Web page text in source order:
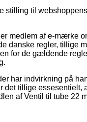
stilling til
medlem af e-mærke
danske regler, tillige
for de gældende
har indvirkning på
det tillige essesentielt,
af Ventil til tube 22